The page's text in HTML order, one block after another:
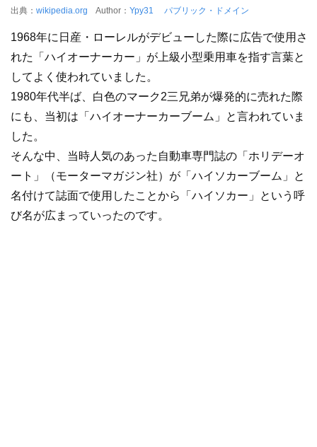
出典： wikipedia.org Author： Ypy31 パブリック・ドメイン
1968年に日産・ローレルがデビューした際に広告で使用さ
れた「ハイオーナーカー」が上級小型乗用車を指す言葉と
してよく使われていました。
1980年代半ば、白色のマーク2三兄弟が爆発的に売れた際
にも、当初は「ハイオーナーカーブーム」と言われていま
した。
そんな中、当時人気のあった自動車専門誌の「ホリデーオ
ート」（モーターマガジン社）が「ハイソカーブーム」と
名付けて誌面で使用したことから「ハイソカー」という呼
び名が広まっていったのです。